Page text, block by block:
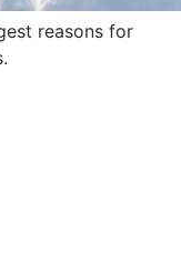
reasons for